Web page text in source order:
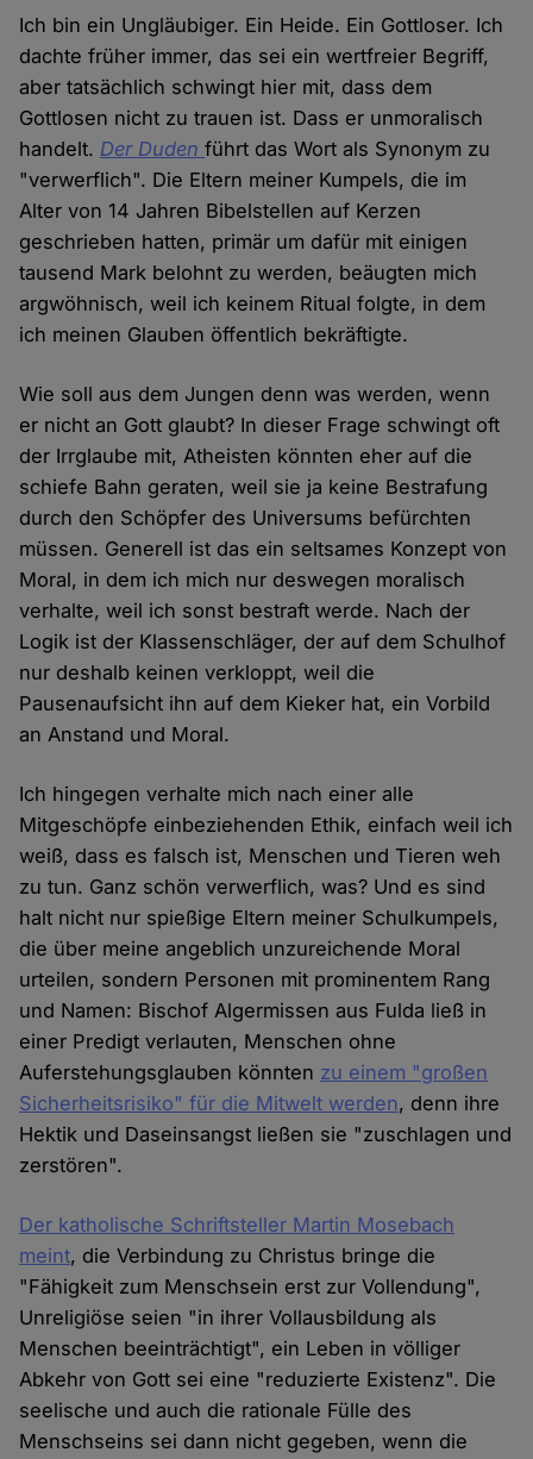
Ich bin ein Ungläubiger. Ein Heide. Ein Gottloser. Ich
dachte früher immer, das sei ein wertfreier Begriff,
aber tatsächlich schwingt hier mit, dass dem
Gottlosen nicht zu trauen ist. Dass er unmoralisch
handelt. Der Dudenführt das Wort als Synonym zu
"verwerflich". Die Eltern meiner Kumpels, die im
Alter von 14 Jahren Bibelstellen auf Kerzen
geschrieben hatten, primär um dafür mit einigen
tausend Mark belohnt zu werden, beäugten mich
argwöhnisch, weil ich keinem Ritual folgte, in dem
ich meinen Glauben öffentlich bekräftigte.
Wie soll aus dem Jungen denn was werden, wenn
er nicht an Gott glaubt? In dieser Frage schwingt oft
der Irrglaube mit, Atheisten könnten eher auf die
schiefe Bahn geraten, weil sie ja keine Bestrafung
durch den Schöpfer des Universums befürchten
müssen. Generell ist das ein seltsames Konzept von
Moral, in dem ich mich nur deswegen moralisch
verhalte, weil ich sonst bestraft werde. Nach der
Logik ist der Klassenschläger, der auf dem Schulhof
nur deshalb keinen verkloppt, weil die
Pausenaufsicht ihn auf dem Kieker hat, ein Vorbild
an Anstand und Moral.
Ich hingegen verhalte mich nach einer alle
Mitgeschöpfe einbeziehenden Ethik, einfach weil ich
weiß, dass es falsch ist, Menschen und Tieren weh
zu tun. Ganz schön verwerflich, was? Und es sind
halt nicht nur spießige Eltern meiner Schulkumpels,
die über meine angeblich unzureichende Moral
urteilen, sondern Personen mit prominentem Rang
und Namen: Bischof Algermissen aus Fulda ließ in
einer Predigt verlauten, Menschen ohne
Auferstehungsglauben könnten zu einem "großen
Sicherheitsrisiko" für die Mitwelt werden, denn ihre
Hektik und Daseinsangst ließen sie "zuschlagen und
zerstören".
Der katholische Schriftsteller Martin Mosebach
meint, die Verbindung zu Christus bringe die
"Fähigkeit zum Menschsein erst zur Vollendung",
Unreligiöse seien "in ihrer Vollausbildung als
Menschen beeinträchtigt", ein Leben in völliger
Abkehr von Gott sei eine "reduzierte Existenz". Die
seelische und auch die rationale Fülle des
Menschseins sei dann nicht gegeben, wenn die